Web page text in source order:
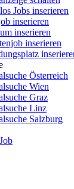
Jobs inserieren
inserieren
inserieren
inserieren
Österreich
Wien
Graz
Linz
Salzburg